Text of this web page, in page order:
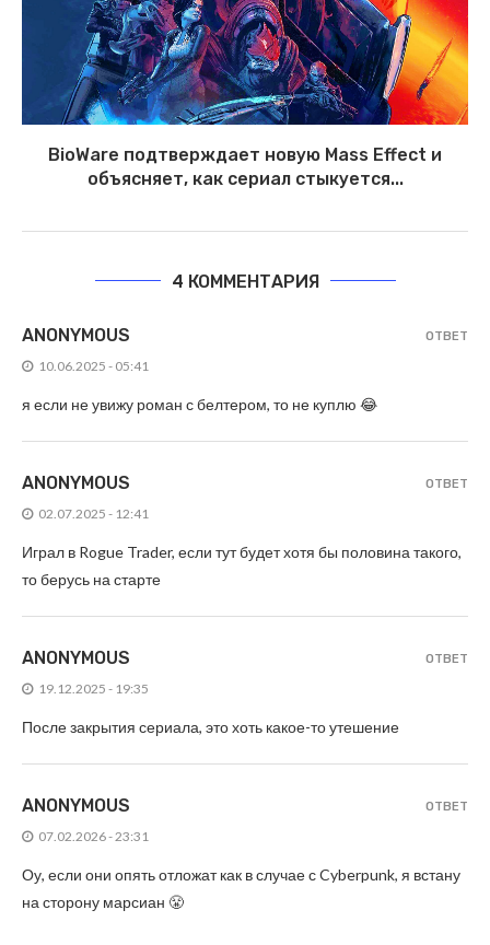
BioWare подтверждает новую Mass Effect и
объясняет, как сериал стыкуется...
4 КОММЕНТАРИЯ
ANONYMOUS
10.06.2025 - 05:41
я если не увижу роман с белтером, то не куплю 😂
ОТВЕТ
ANONYMOUS
02.07.2025 - 12:41
Играл в Rogue Trader, если тут будет хотя бы половина такого,
то берусь на старте
ОТВЕТ
ANONYMOUS
19.12.2025 - 19:35
После закрытия сериала, это хоть какое-то утешение
ОТВЕТ
ANONYMOUS
07.02.2026 - 23:31
Оу, если они опять отложат как в случае с Cyberpunk, я встану
на сторону марсиан 😤
ОТВЕТ